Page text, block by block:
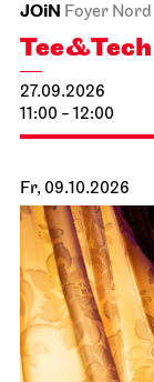
JOiN Foyer Nord
27.09.2026
11:00 - 12:00
Fr, 09.10.2026